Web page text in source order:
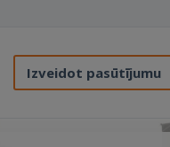
Izveidot pasūtījumu